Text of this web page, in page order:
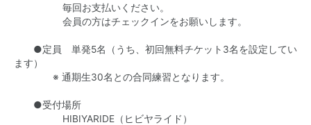
毎回お支払いください。
会員の方はチェックインをお願いします。
●定員 単発5名（うち、初回無料チケット3名を設定してい
ます）
※ 通期生30名との合同練習となります。
●受付場所
HIBIYARIDE（ヒビヤライド）